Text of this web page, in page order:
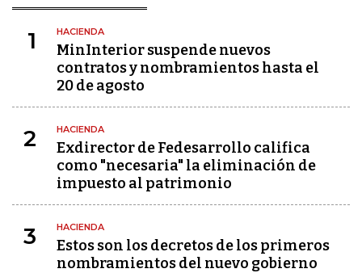
1 HACIENDA
MinInterior suspende nuevos
contratos y nombramientos hasta el
20 de agosto
2 HACIENDA
Exdirector de Fedesarrollo califica
como "necesaria" la eliminación de
impuesto al patrimonio
3 HACIENDA
Estos son los decretos de los primeros
nombramientos del nuevo gobierno